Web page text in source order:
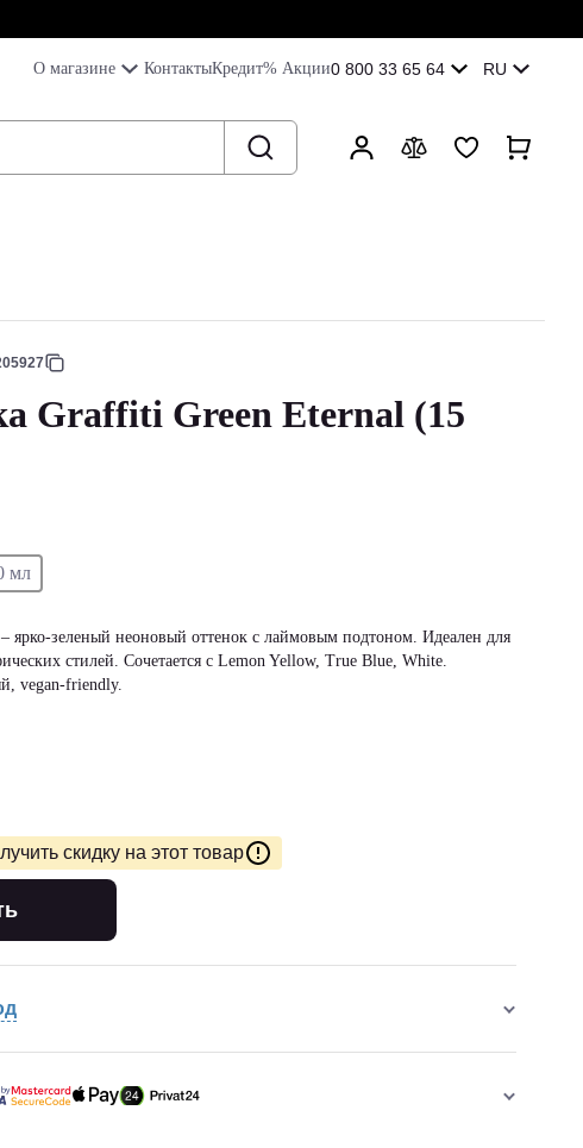
О магазине КонтактыКредит% Акции0 800 33 65 64 RU
Graffiti Green Eternal (15
мл
ярко-зеленый неоновый оттенок с лаймовым подтоном. Идеален для
стилей. Сочетается с Lemon Yellow, True Blue, White.
vegan-friendly.
скидку на этот товар